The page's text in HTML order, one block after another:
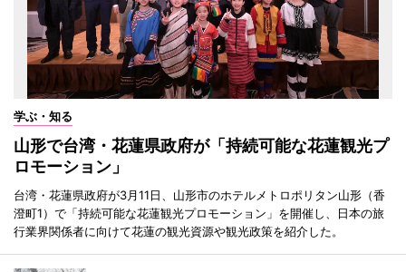
学ぶ・知る
山形で台湾・花蓮県政府が「持続可能な花蓮観光プ
ロモーション」
台湾・花蓮県政府が3月11日、山形市のホテルメトロポリタン山形（香
澄町1）で「持続可能な花蓮観光プロモーション」を開催し、日本の旅
行業界関係者に向けて花蓮の観光資源や観光政策を紹介した。